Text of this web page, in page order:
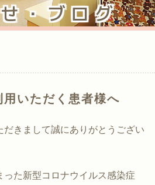
・ブログ
いただく患者様へ
きまして誠にありがとうござい
った新型コロナウイルス感染症